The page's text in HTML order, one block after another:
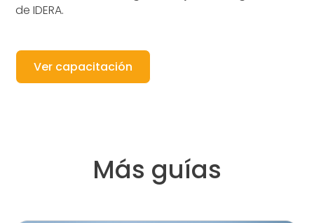
de IDERA.
Ver capacitación
Más guías